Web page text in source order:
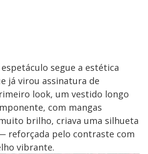
segue a estética
já virou assinatura de
look, um vestido longo
com mangas
brilho, criava uma silhueta
reforçada pelo contraste com
vibrante.